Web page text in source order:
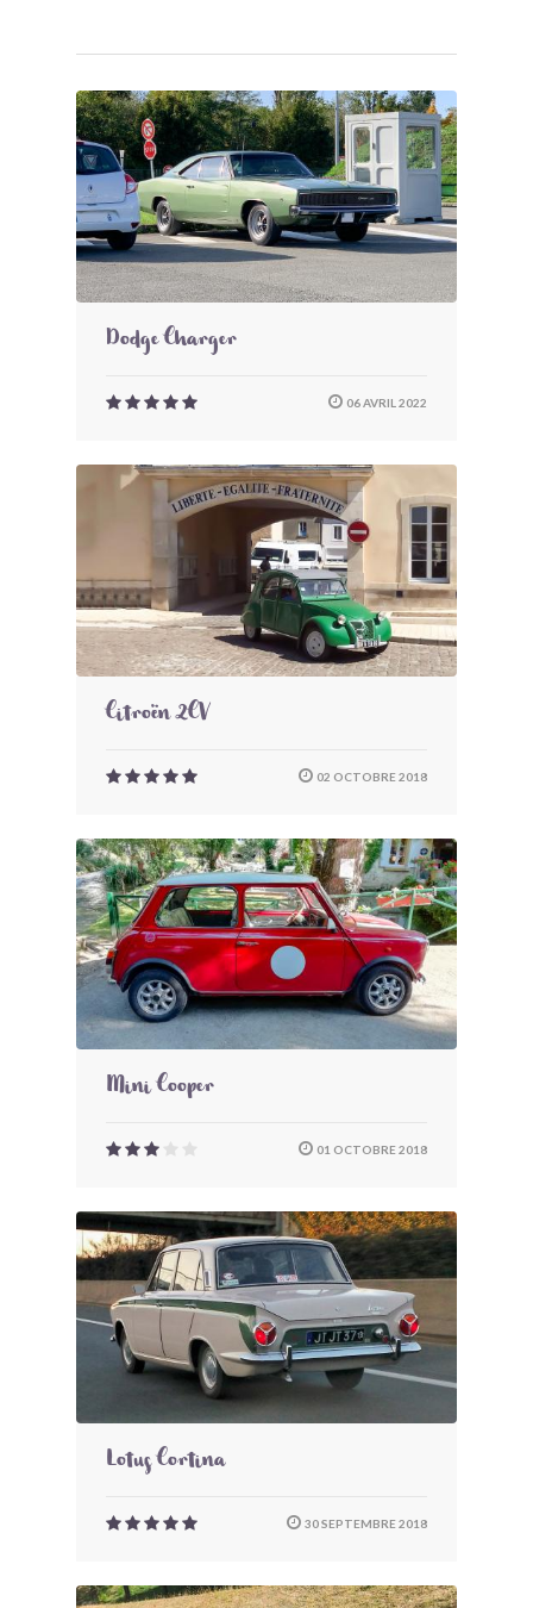
Dodge Charger
06 AVRIL 2022
Citroën 2CV
02 OCTOBRE 2018
Mini Cooper
01 OCTOBRE 2018
Lotus Cortina
30 SEPTEMBRE 2018